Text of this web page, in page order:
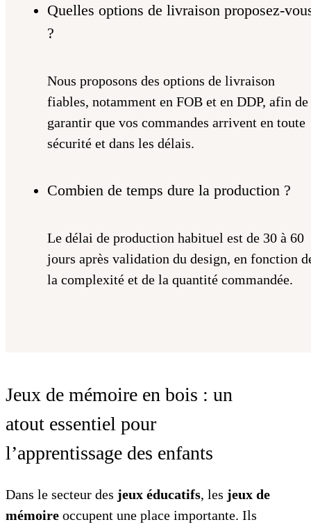
Quelles options de livraison proposez-
?
Nous proposons des options de livraison
fiables, notamment en FOB et en DDP, afin de
garantir que vos commandes arrivent en toute
sécurité et dans les délais.
Combien de temps dure la production ?
Le délai de production habituel est de 30 à 60
jours après validation du design, en fonction
la complexité et de la quantité commandée.
Jeux de mémoire en bois : un
atout essentiel pour
l’apprentissage des enfants
Dans le secteur des jeux éducatifs, les jeux de
mémoire occupent une place importante. Ils